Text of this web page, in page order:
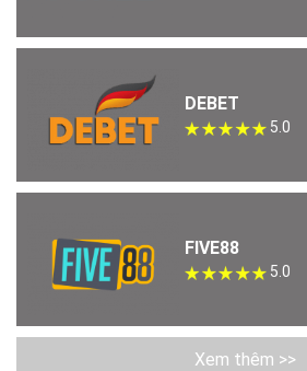
DEBET
5.0
FIVE88
5.0
Xem thêm >>